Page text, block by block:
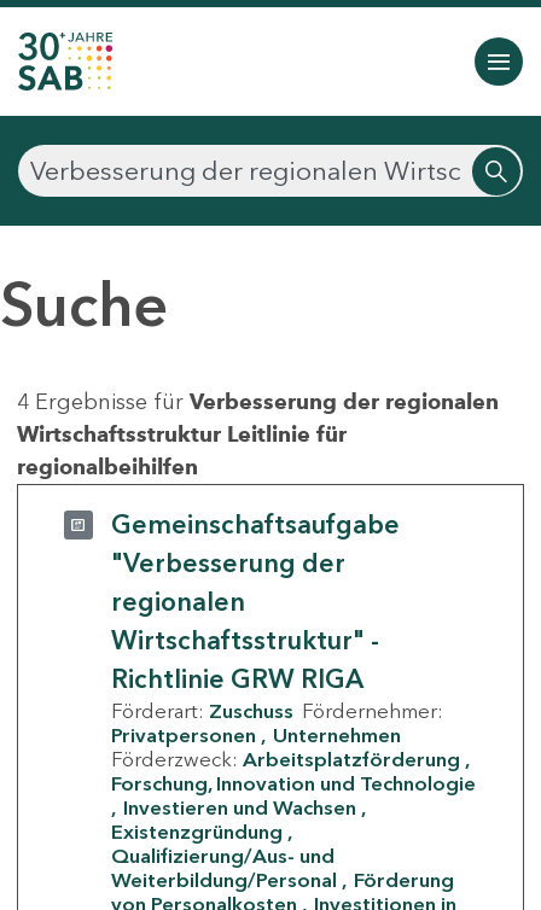
Suche
4 Ergebnisse für Verbesserung der regionalen
Wirtschaftsstruktur Leitlinie für
regionalbeihilfen
Gemeinschaftsaufgabe
"Verbesserung der
regionalen
Wirtschaftsstruktur" -
Richtlinie GRW RIGA
Förderart: Zuschuss Fördernehmer:
Privatpersonen
Unternehmen
Förderzweck: Arbeitsplatzförderung
Forschung, Innovation und Technologie
Investieren und Wachsen
Existenzgründung
Qualifizierung/Aus- und
Weiterbildung/Personal
Förderung
von Personalkosten
Investitionen in